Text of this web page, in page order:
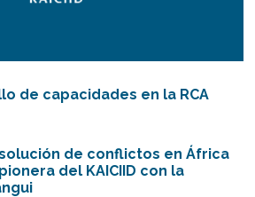
de capacidades en la RCA
de conflictos en África
del KAICIID con la